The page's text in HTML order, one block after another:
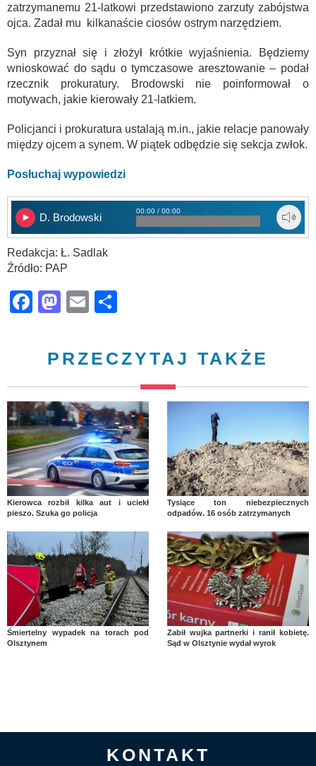
zatrzymanemu 21-latkowi przedstawiono zarzuty zabójstwa
ojca. Zadał mu kilkanaście ciosów ostrym narzędziem.
Syn przyznał się i złożył krótkie wyjaśnienia. Będziemy
wnioskować do sądu o tymczasowe aresztowanie – podał
rzecznik prokuratury. Brodowski nie poinformował o
motywach, jakie kierowały 21-latkiem.
Policjanci i prokuratura ustalają m.in., jakie relacje panowały
między ojcem a synem. W piątek odbędzie się sekcja zwłok.
Posłuchaj wypowiedzi
D. Brodowski
00:00 / 00:00
Redakcja: Ł. Sadlak
Źródło: PAP
Facebook
Mastodon
Email
PRZECZYTAJ TAKŻE
Kierowca rozbił kilka aut i uciekł
pieszo. Szuka go policja
Tysiące ton niebezpiecznych
odpadów. 16 osób zatrzymanych
Śmiertelny wypadek na torach pod
Olsztynem
Zabił wujka partnerki i ranił kobietę.
Sąd w Olsztynie wydał wyrok
KONTAKT